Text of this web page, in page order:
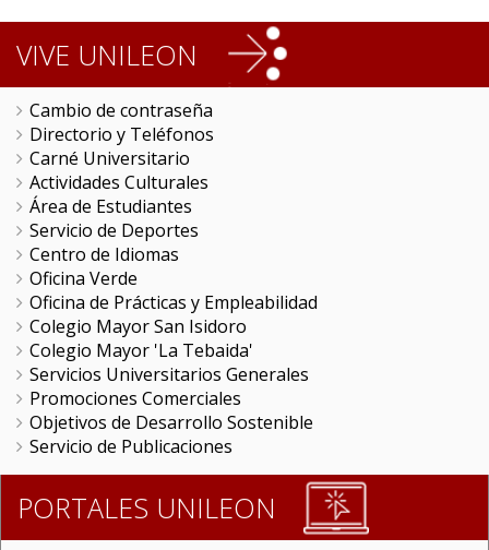
VIVE UNILEON
Cambio de contraseña
Directorio y Teléfonos
Carné Universitario
Actividades Culturales
Área de Estudiantes
Servicio de Deportes
Centro de Idiomas
Oficina Verde
Oficina de Prácticas y Empleabilidad
Colegio Mayor San Isidoro
Colegio Mayor 'La Tebaida'
Servicios Universitarios Generales
Promociones Comerciales
Objetivos de Desarrollo Sostenible
Servicio de Publicaciones
PORTALES UNILEON